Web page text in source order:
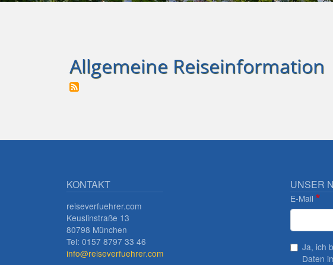
Allgemeine Reiseinformation
KONTAKT
reiseverfuehrer.com
Keuslinstraße 13
80798 München
Tel: 0157 8797 33 46
info@reiseverfuehrer.com
UNSER
E-Mail
Ja, ich
Daten